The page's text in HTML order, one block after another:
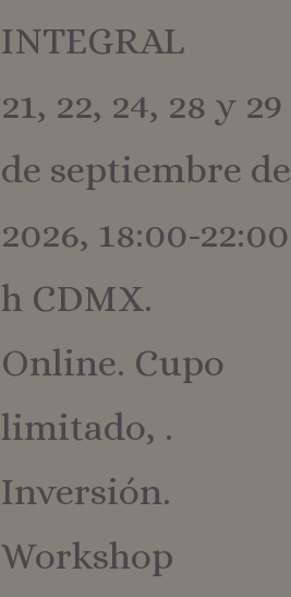
INTEGRAL
21, 22, 24, 28 y 29
de septiembre de
2026, 18:00-22:00
h CDMX.
Online. Cupo
limitado, .
Inversión.
Workshop